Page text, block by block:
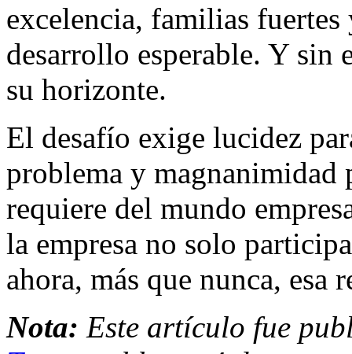
excelencia, familias fuertes
desarrollo esperable. Y sin
su horizonte.
El desafío exige lucidez
problema y magnanimidad
requiere del mundo
la empresa no solo
ahora, más que nunca,
Nota: Este artículo fue